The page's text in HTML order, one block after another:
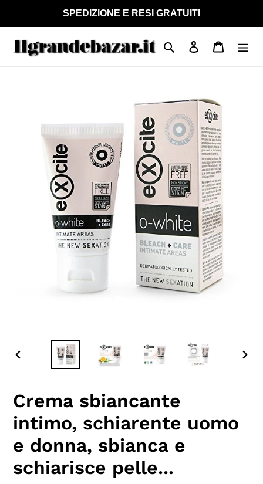
contenuti
SPEDIZIONE E RESI GRATUITI
Cerca Accedi Carrello
Crema sbiancante
intimo, schiarente uomo
e donna, sbianca e
schiarisce pelle...